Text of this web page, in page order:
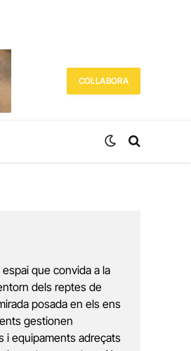
COL·LABORA
que convida a la
dels reptes de
posada en els ens
gestionen
i equipaments adreçats